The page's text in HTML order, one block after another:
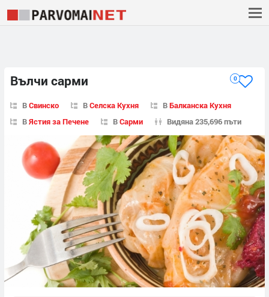
Вълчи сарми 0
ВСвинско ВСелска Кухня ВБалканска Кухня
ВЯстия за Печене ВСарми Видяна 235,696 пъти